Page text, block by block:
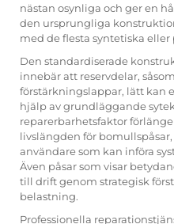
nästan osynliga och ger en
den ursprungliga
med de flesta syntetiska
Den standardiserade
innebär att reservdelar,
förstärkningslappar, lätt kan
hjälp av grundläggande
reparerbarhetsfaktor
livslängden för
användare som kan införa
Även påsar som visar
till drift genom strategisk
belastning.
Professionella